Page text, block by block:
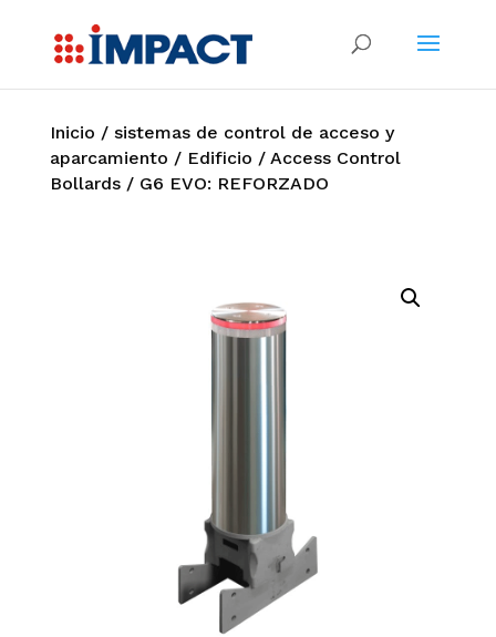
Inicio / sistemas de control de acceso y
aparcamiento / Edificio / Access Control
Bollards/ G6 EVO: REFORZADO